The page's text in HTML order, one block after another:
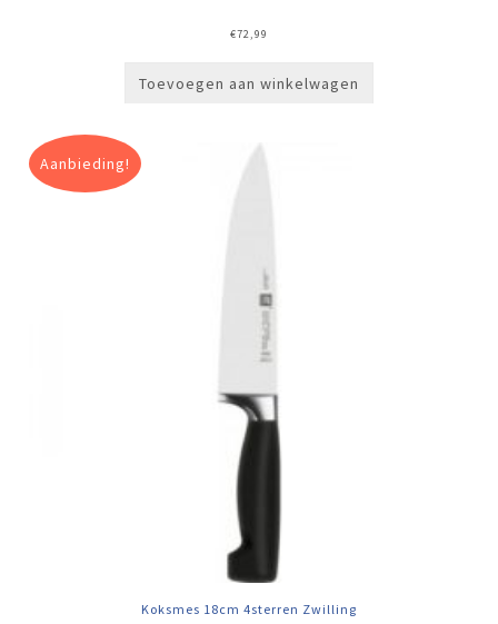
€72,99
Toevoegen aan winkelwagen
Aanbieding!
Koksmes 18cm 4sterren Zwilling